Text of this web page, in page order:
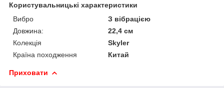
Користувальницькі характеристики
Вибро
З вібрацією
Довжина:
22,4 см
Колекція
Skyler
Країна походження
Китай
Приховати